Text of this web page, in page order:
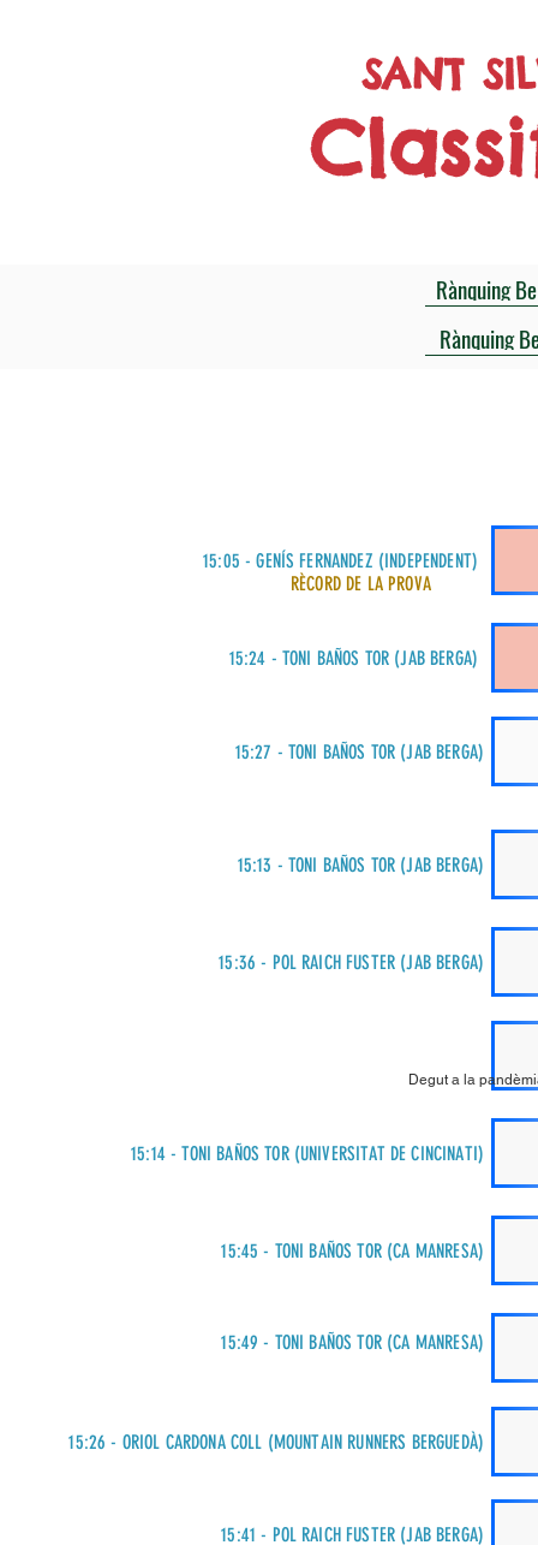
SANT
Rànquing
Rànquing
15:05 - GENÍS FERNANDEZ (INDEPENDENT)
RÈCORD DE LA PROVA
15:24 - TONI BAÑOS TOR (JAB BERGA)
15:27 - TONI BAÑOS TOR (JAB BERGA)
15:13 - TONI BAÑOS TOR (JAB BERGA)
15:36 - POL RAICH FUSTER (JAB BERGA)
Degut a la
15:14 - TONI BAÑOS TOR (UNIVERSITAT DE CINCINATI)
15:45 - TONI BAÑOS TOR (CA MANRESA)
15:49 - TONI BAÑOS TOR (CA MANRESA)
15:26 - ORIOL CARDONA COLL (MOUNTAIN RUNNERS BERGUEDÀ)
15:41 - POL RAICH FUSTER (JAB BERGA)